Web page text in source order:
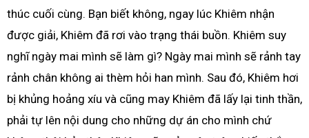
thúc cuối cùng. Bạn biết không, ngay lúc Khiêm nhận
được giải, Khiêm đã rơi vào trạng thái buồn. Khiêm suy
nghĩ ngày mai mình sẽ làm gì? Ngày mai mình sẽ rảnh tay
rảnh chân không ai thèm hỏi han mình. Sau đó, Khiêm hơi
bị khủng hoảng xíu và cũng may Khiêm đã lấy lại tinh thần,
phải tự lên nội dung cho những dự án cho mình chứ